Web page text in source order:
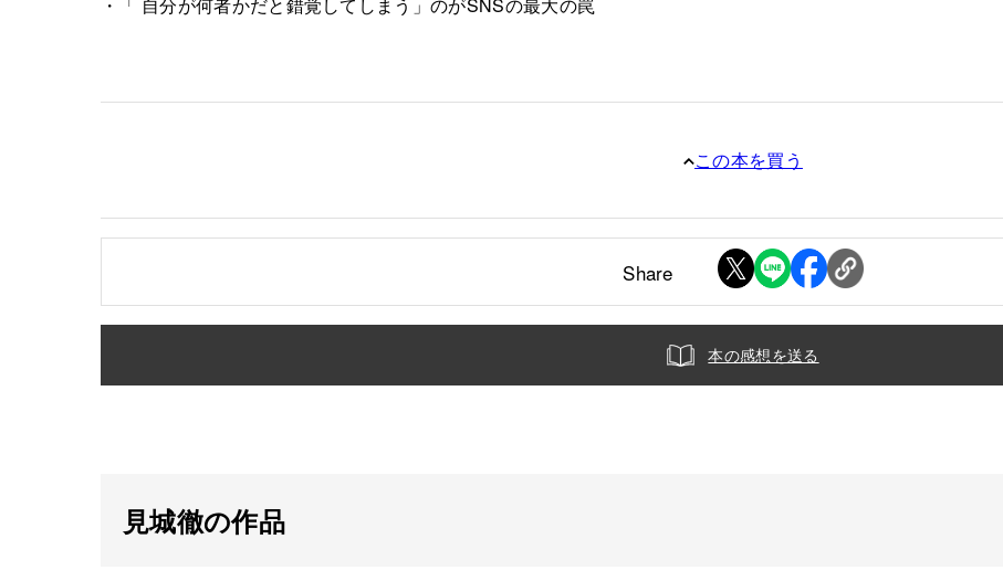
・「 自分が何者かだと錯覚してしまう」のがSNSの最大の罠
この本を買う
Share
本の感想を送る
見城徹の作品